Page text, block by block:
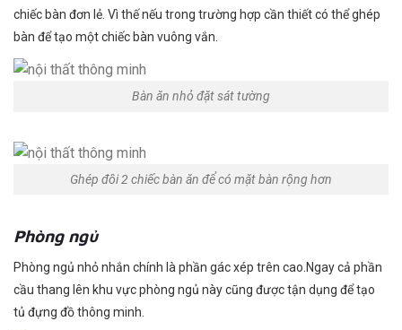
chiếc bàn đơn lẻ. Vì thế nếu trong trường hợp cần thiết có thể ghép
bàn để tạo một chiếc bàn vuông vắn.
Bàn ăn nhỏ đặt sát tường
Ghép đôi 2 chiếc bàn ăn để có mặt bàn rộng hơn
Phòng ngủ
Phòng ngủ nhỏ nhắn chính là phần gác xép trên cao.Ngay cả phần
cầu thang lên khu vực phòng ngủ này cũng được tận dụng để tạo
tủ đựng đồ thông minh.